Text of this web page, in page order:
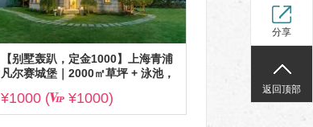
【别墅轰趴，定金1000】上海青浦
凡尔赛城堡｜2000㎡草坪 + 泳池，
¥1000 ( ¥1000)
分享
返回顶部